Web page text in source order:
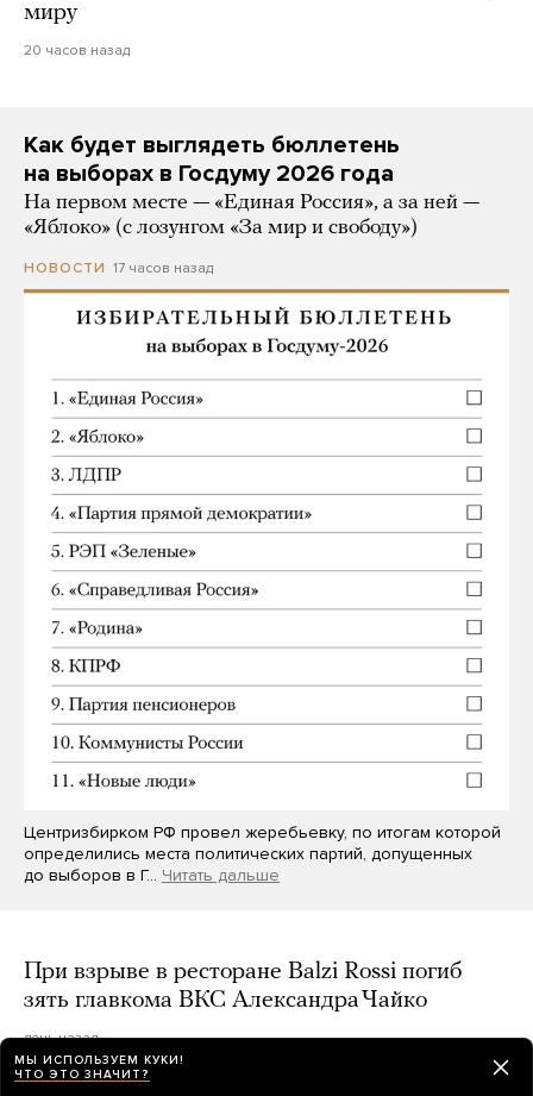
миру
20 часов назад
Как будет выглядеть бюллетень
на выборах в Госдуму 2026 года
На первом месте — «Единая Россия», а за ней —
«Яблоко» (с лозунгом «За мир и свободу»)
НОВОСТИ 17 часов назад
Центризбирком РФ провел жеребьевку, по итогам которой
определились места политических партий, допущенных
до выборов в Г… Читать дальше
При взрыве в ресторане Balzi Rossi погиб
зять главкома ВКС Александра Чайко
день назад
МЫ ИСПОЛЬЗУЕМ КУКИ!
ЧТО ЭТО ЗНАЧИТ?